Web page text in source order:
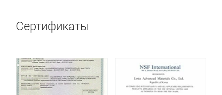
Сертификаты